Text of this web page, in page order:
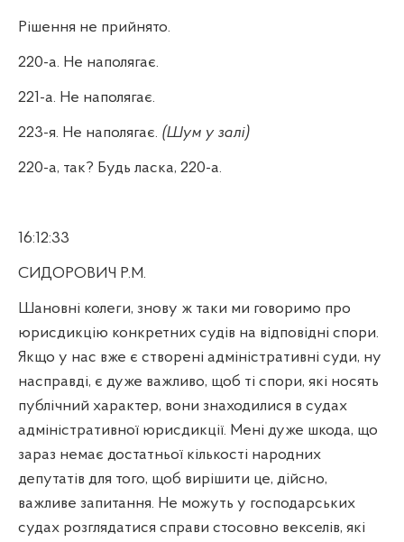
Рішення не прийнято.
220-а. Не наполягає.
221-а. Не наполягає.
223-я. Не наполягає. (Шум у залі)
220-а, так? Будь ласка, 220-а.
16:12:33
СИДОРОВИЧ Р.М.
Шановні колеги, знову ж таки ми говоримо про
юрисдикцію конкретних судів на відповідні спори.
Якщо у нас вже є створені адміністративні суди, ну
насправді, є дуже важливо, щоб ті спори, які носять
публічний характер, вони знаходилися в судах
адміністративної юрисдикції. Мені дуже шкода, що
зараз немає достатньої кількості народних
депутатів для того, щоб вирішити це, дійсно,
важливе запитання. Не можуть у господарських
судах розглядатися справи стосовно векселів, які